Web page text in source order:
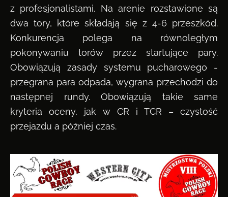
z profesjonalistami. Na arenie rozstawione są
dwa tory, które składają się z 4-6 przeszkód.
Konkurencja polega na równoległym
pokonywaniu torów przez startujące pary.
Obowiązują zasady systemu pucharowego -
przegrana para odpada, wygrana przechodzi do
następnej rundy. Obowiązują takie same
kryteria oceny, jak w CR i TCR – czystość
przejazdu a później czas.